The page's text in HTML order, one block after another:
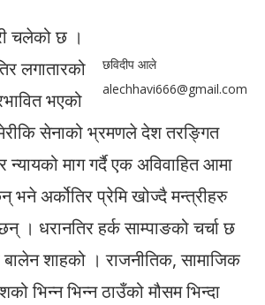
छविदीप आले
alechhavi666@gmail.com
चलेको छ ।
लगातारको
भएको
सेनाको भ्रमणले देश तरङ्गित
माग गर्दै एक अविवाहित आमा
अर्कोतिर प्रेमि खोज्दै मन्त्रीहरु
। धरानतिर हर्क साम्पाङको चर्चा छ
बालेन शाहको । राजनीतिक, सामाजिक
भिन्न भिन्न ठाउँको मौसम भिन्दा